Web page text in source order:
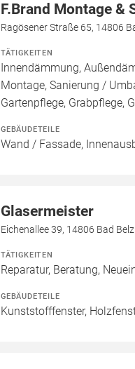
F.Brand Montage
Ragösener Straße 65, 14806
TÄTIGKEITEN
Innendämmung,
Montage, Sanierung /
Gartenpflege, Grabpflege,
GEBÄUDETEILE
Wand / Fassade,
Glasermeister
Eichenallee 39, 14806 Bad
TÄTIGKEITEN
Reparatur, Beratung,
GEBÄUDETEILE
Kunststofffenster,